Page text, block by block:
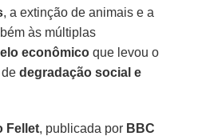
, a extinção de animais e a
às múltiplas
econômico que levou o
dedegradação social e
Fellet, publicada por BBC